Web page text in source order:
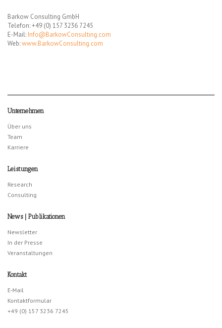
Barkow Consulting GmbH
Telefon: +49 (0) 157 3236 7245
E-Mail: Info@BarkowConsulting.com
Web:www.BarkowConsulting.com
Unternehmen
Über uns
Team
Karriere
Leistungen
Research
Consulting
News | Publikationen
Newsletter
In der Presse
Veranstaltungen
Kontakt
E-Mail
Kontaktformular
+49 (0) 157 3236 7245